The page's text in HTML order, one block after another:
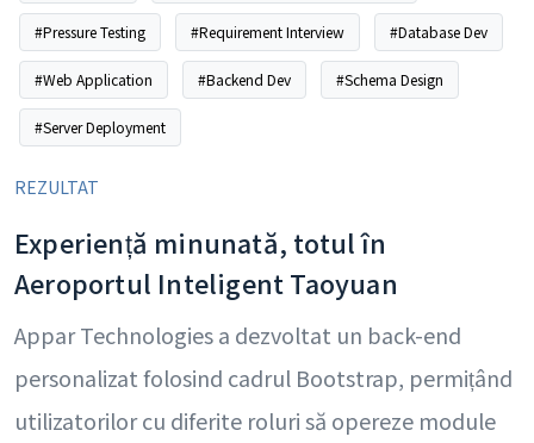
#Pressure Testing #Requirement Interview #Database Dev
#Web Application #Backend Dev #Schema Design
#Server Deployment
REZULTAT
Experiență minunată, totul în
Aeroportul Inteligent Taoyuan
Appar Technologies a dezvoltat un back-end
personalizat folosind cadrul Bootstrap, permițând
utilizatorilor cu diferite roluri să opereze module